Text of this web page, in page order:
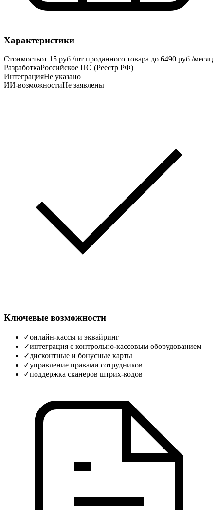
Характеристики
Стоимостьот 15 руб./шт проданного товара до 6490 руб./месяц
РазработкаРоссийское ПО (Реестр РФ)
ИнтеграцияНе указано
ИИ-возможностиНе заявлены
Ключевые возможности
✓онлайн‑кассы и эквайринг
✓интеграция с контрольно‑кассовым оборудованием
✓дисконтные и бонусные карты
✓управление правами сотрудников
✓поддержка сканеров штрих‑кодов